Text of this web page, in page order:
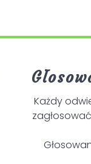
Każdy